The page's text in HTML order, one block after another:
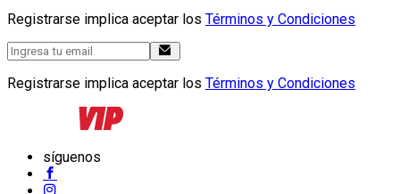
Registrarse implica aceptar los Términos y Condiciones
Registrarse implica aceptar los Términos y Condiciones
síguenos